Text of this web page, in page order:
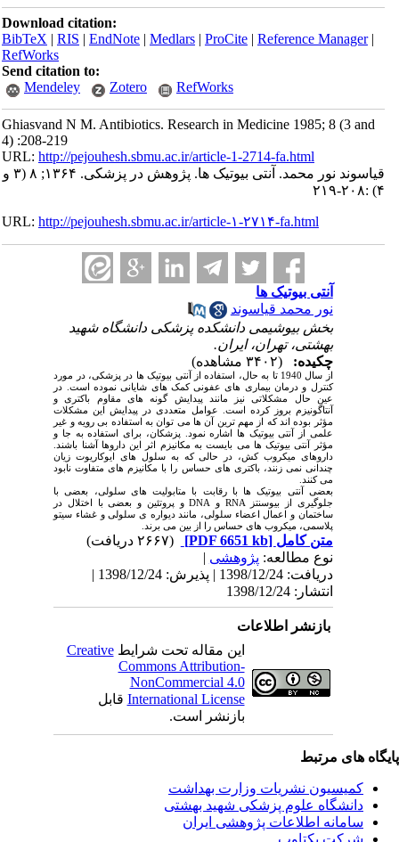
Download citation:
BibTeX|RIS|EndNote|Medlars|ProCite|Reference Manager
RefWorks
Send citation to:
Mendeley
Zotero RefWorks
Ghiasvand N M. Antibiotics. Research in Medicine 1985; 8 (3 and
4) :208-219
URL:http://pejouhesh.sbmu.ac.ir/article-1-2714-fa.html
قیاسوند نور محمد. آنتی بیوتیک ها. پژوهش در پزشکی. ۱۳۶۴; ۸ (۳ و
URL:http://pejouhesh.sbmu.ac.ir/article-۱-۲۷۱۴-fa.html
آنتی بیوتیک ها
نور محمد قیاسوند
بخش بیوشیمی دانشکده پزشکی دانشگاه شهید
بهشتی، تهران، ایران.
چکیده:
از سال 1940 تا به حال، استفاده از آنتی بیوتیک ها در پزشکی، در مورد
کنترل و درمان بیماری های عفونی کمک های شایانی نموده است. در
عین حال مشکلاتی نیز مانند پیدایش گونه های مقاوم باکتری و
آنتاگونیزم بروز کرده است. عوامل متعددی در پیدایش این مشکلات
مؤثر بوده اند که از مهم ترین آن ها می توان به استفاده بی رویه و غیر
علمی از آنتی بیوتیک ها اشاره نمود. پزشکان، برای استفاده به جا و
مؤثر آنتی بیوتیک ها می بایست به مکانیزم اثر این داروها آشنا باشند.
داروهای میکروب کش، در حالی که به سلول های ایوکاریوت زیان
چندانی نمی زنند، باکتری های حساس را با مکانیزم های متفاوت نابود
می کنند.
بعضی آنتی بیوتیک ها با رقابت با متابولیت های سلولی، بعضی با
جلوگیری از بیوسنتزRNAو DNAو پروتئین و بعضی با اختلال در
ساختمان و اعمال اعضاء سلولی، مانند دیواره ی سلولی و غشاء سیتو
پلاسمی، میکروب های حساس را از بین می برند.
متن کامل[PDF 6651 kb]
نوع مطالعه:پژوهشی|
دریافت: 1398/12/24 | پذیرش: 1398/12/24 |
انتشار: 1398/12/24
بازنشر اطلاعات
این مقاله تحت شرایطCreative
Commons Attribution-
NonCommercial 4.0
International Licenseقابل
بازنشر است.
های مرتبط
کمیسیون نشریات وزارت بهداشت
دانشگاه علوم پزشکی شهید بهشتی
سامانه اطلاعات پژوهشی ایران